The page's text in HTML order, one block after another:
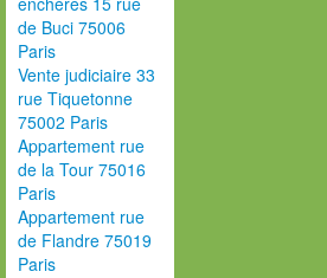
de Buci 75006
Paris
Vente judiciaire 33
rue Tiquetonne
75002 Paris
Appartement rue
de la Tour 75016
Paris
Appartement rue
de Flandre 75019
Paris